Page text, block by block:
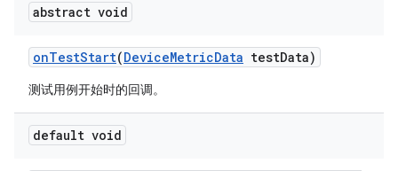
abstract void
onTestStart(DeviceMetricData testData)
测试用例开始时的回调。
default void